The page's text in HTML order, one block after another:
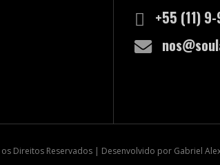
+55 (11)
Direitos Reservados | Desenvolvido por Gabriel